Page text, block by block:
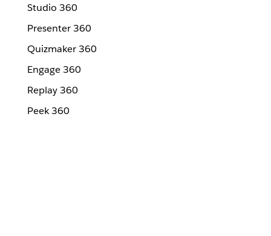
Studio 360
Presenter 360
Quizmaker 360
Engage 360
Replay 360
Peek 360